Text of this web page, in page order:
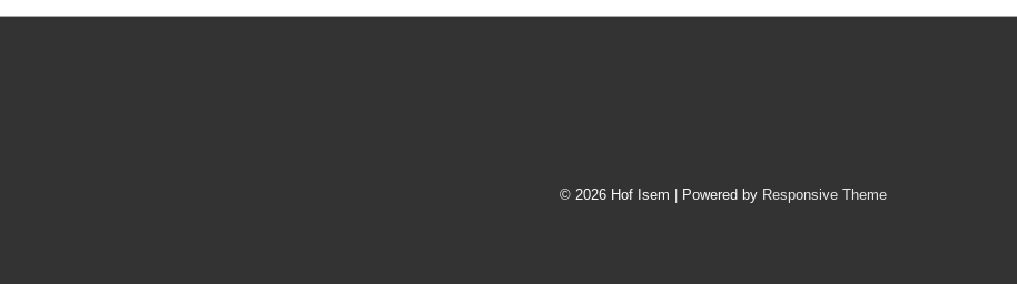
© 2026 Hof Isem | Powered by Responsive Theme